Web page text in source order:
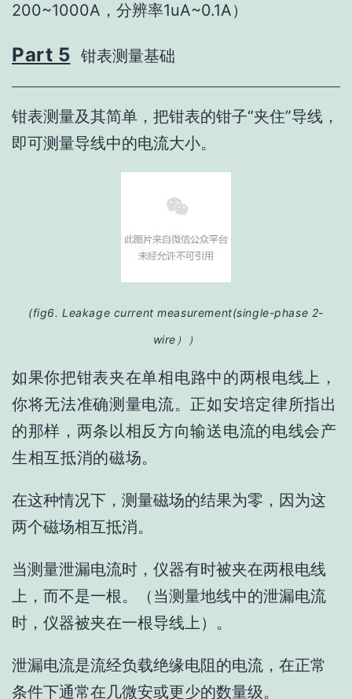
200~1000A，分辨率1uA~0.1A）
Part 5 钳表测量基础
钳表测量及其简单，把钳表的钳子“夹住”导线，
即可测量导线中的电流大小。
(fig6. Leakage current measurement(single-phase 2-
wire））
如果你把钳表夹在单相电路中的两根电线上，
你将无法准确测量电流。 正如安培定律所指出
的那样，两条以相反方向输送电流的电线会产
生相互抵消的磁场。
在这种情况下，测量磁场的结果为零，因为这
两个磁场相互抵消。
当测量泄漏电流时，仪器有时被夹在两根电线
上，而不是一根。（当测量地线中的泄漏电流
时，仪器被夹在一根导线上）。
泄漏电流是流经负载绝缘电阻的电流，在正常
条件下通常在几微安或更少的数量级。